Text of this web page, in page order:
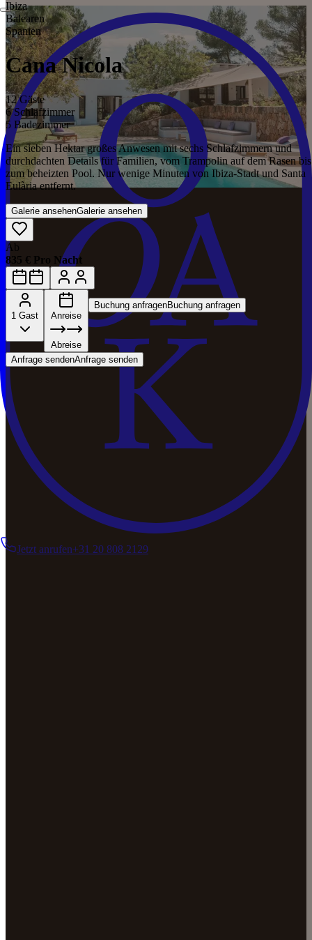
Jetzt anrufen+31 20 808 2129
Ibiza
Balearen
Spanien
Cana Nicola
12 Gäste
6 Schlafzimmer
5 Badezimmer
Ein sieben Hektar großes Anwesen mit sechs Schlafzimmern und
durchdachten Details für Familien, vom Trampolin auf dem Rasen bis
zum beheizten Pool. Nur wenige Minuten von Ibiza-Stadt und Santa
Eulària entfernt.
Galerie ansehenGalerie ansehen
Ab
835 € Pro Nacht
1 Gast Anreise
Abreise
Buchung anfragenBuchung anfragen
Anfrage sendenAnfrage senden